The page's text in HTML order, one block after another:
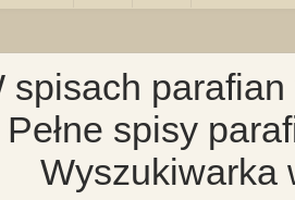
spisach
Pełne spisy
Wyszukiwarka